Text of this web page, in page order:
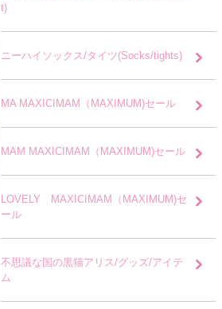
t)
ニーハイソックス/タイツ(Socks/tights)
MA MAXICIMAM（MAXIMUM)セール
MAM MAXICIMAM（MAXIMUM)セール
LOVELY MAXICIMAM（MAXIMUM)セ
ール
不思議な国の黒猫アリス/グッズ/アイテ
ム